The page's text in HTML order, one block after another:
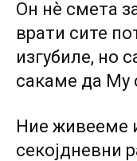
Он нѐ смета
врати сите
изгубиле, но
сакаме да Му
Ние живееме
секојдневни